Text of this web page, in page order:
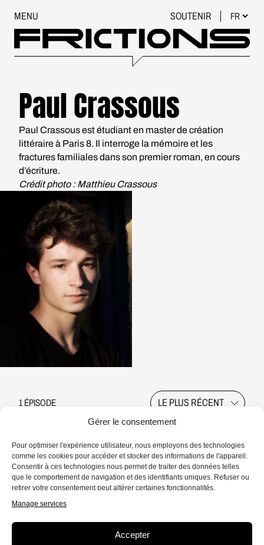
Gérer le consentement
Pour optimiser l'expérience utilisateur, nous employons des technologies
comme les cookies pour accéder et stocker des informations de l'appareil.
Consentir à ces technologies nous permet de traiter des données telles
que le comportement de navigation et des identifiants uniques. Refuser ou
retirer votre consentement peut altérer certaines fonctionnalités.
Manage services
Accepter
MENU SOUTENIR
Paul Crassous
Paul Crassous est étudiant en master de création
littéraire à Paris 8. Il interroge la mémoire et les
fractures familiales dans son premier roman, en cours
d’écriture.
Crédit photo : Matthieu Crassous
1 ÉPISODE
RÉCIT
Catalove
Sous Paris, une autre vie circule :